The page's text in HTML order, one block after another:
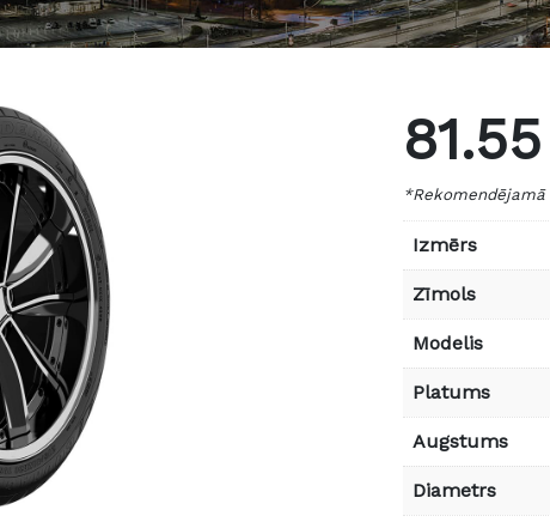
Izmērs
Zīmols
Modelis
Platums
Augstums
Diametrs